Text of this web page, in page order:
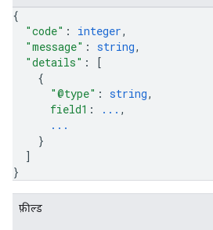
{
"code" : integer,
"message" : string,
"details" :
[
{
"@type" : string,
field1 : ... ,
...
}
]
}
फ़ील्ड